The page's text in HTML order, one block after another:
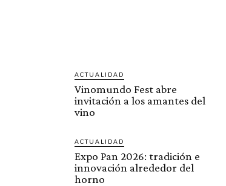
ACTUALIDAD
Vinomundo Fest abre
invitación a los amantes del
vino
ACTUALIDAD
Expo Pan 2026: tradición e
innovación alrededor del
horno